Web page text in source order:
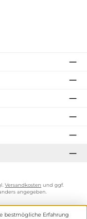
Versandkosten und ggf.
angegeben.
bestmögliche Erfahrung